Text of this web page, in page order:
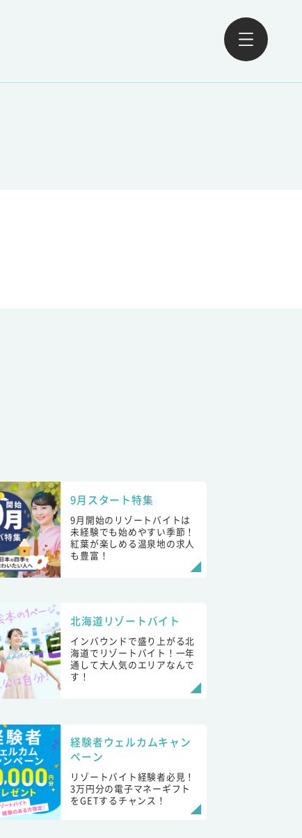
9月スタート特集
9月開始のリゾートバイトは
未経験でも始めやすい季節！
紅葉が楽しめる温泉地の求人
も豊富！
北海道リゾートバイト
インバウンドで盛り上がる北
海道でリゾートバイト！一年
通して大人気のエリアなんで
す！
経験者ウェルカムキャン
ペーン
リゾートバイト経験者必見！
3万円分の電子マネーギフト
をGETするチャンス！